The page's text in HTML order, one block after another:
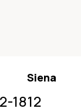
Siena
1812